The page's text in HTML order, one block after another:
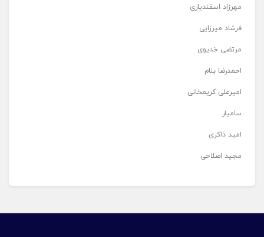
مهرزاد اسفندیاری
فرشاد میرزایی
مرتضی خدیوی
احمدرضا بنام
امیرعلی کریمخانی
سامیار
امید ذاکری
مجید اصلاحی